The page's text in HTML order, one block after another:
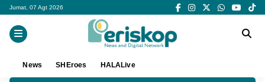
Jumat, 07 Agt 2026
News SHEroes HALALive